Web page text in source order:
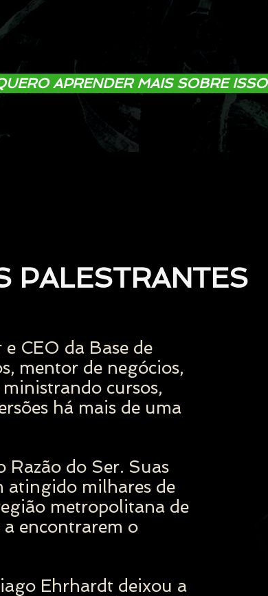
APRENDER MAIS SOBRE ISSO
PALESTRANTES
CEO da Base de
mentor de negócios,
cursos,
há mais de uma
Razão do Ser. Suas
atingido milhares de
metropolitana de
encontrarem o
Ehrhardt deixou a